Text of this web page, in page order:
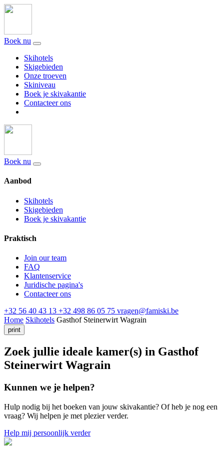
Boek nu
Skihotels
Skigebieden
Onze troeven
Skiniveau
Boek je skivakantie
Contacteer ons
Boek nu
Aanbod
Skihotels
Skigebieden
Boek je skivakantie
Praktisch
Join our team
FAQ
Klantenservice
Juridische pagina's
Contacteer ons
+32 56 40 43 13 +32 498 86 05 75 vragen@famiski.be
Home Skihotels Gasthof Steinerwirt Wagrain
print
Zoek jullie ideale kamer(s) in Gasthof
Steinerwirt Wagrain
Kunnen we je helpen?
Hulp nodig bij het boeken van jouw skivakantie? Of heb je nog een
vraag? Wij helpen je met plezier verder.
Help mij persoonlijk verder